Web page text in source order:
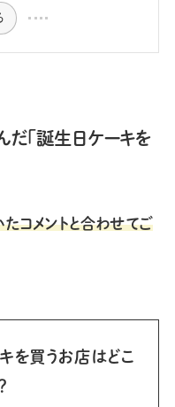
「誕生日ケーキを
コメントと合わせてご
を買うお店はどこ